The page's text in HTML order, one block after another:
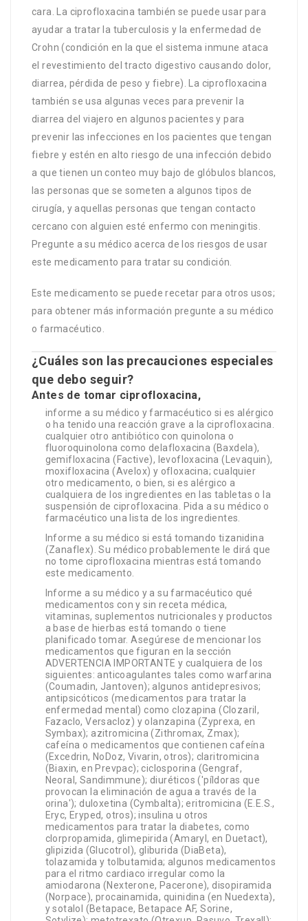
cara. La ciprofloxacina también se puede usar para
ayudar a tratar la tuberculosis y la enfermedad de
Crohn (condición en la que el sistema inmune ataca
el revestimiento del tracto digestivo causando dolor,
diarrea, pérdida de peso y fiebre). La ciprofloxacina
también se usa algunas veces para prevenir la
diarrea del viajero en algunos pacientes y para
prevenir las infecciones en los pacientes que tengan
fiebre y estén en alto riesgo de una infección debido
a que tienen un conteo muy bajo de glóbulos blancos,
las personas que se someten a algunos tipos de
cirugía, y aquellas personas que tengan contacto
cercano con alguien esté enfermo con meningitis.
Pregunte a su médico acerca de los riesgos de usar
este medicamento para tratar su condición.
Este medicamento se puede recetar para otros usos;
para obtener más información pregunte a su médico
o farmacéutico.
¿Cuáles son las precauciones especiales
que debo seguir?
Antes de tomar ciprofloxacina,
informe a su médico y farmacéutico si es alérgico
o ha tenido una reacción grave a la ciprofloxacina.
cualquier otro antibiótico con quinolona o
fluoroquinolona como delafloxacina (Baxdela),
gemifloxacina (Factive), levofloxacina (Levaquin),
moxifloxacina (Avelox) y ofloxacina; cualquier
otro medicamento, o bien, si es alérgico a
cualquiera de los ingredientes en las tabletas o la
suspensión de ciprofloxacina. Pida a su médico o
farmacéutico una lista de los ingredientes.
Informe a su médico si está tomando tizanidina
(Zanaflex). Su médico probablemente le dirá que
no tome ciprofloxacina mientras está tomando
este medicamento.
Informe a su médico y a su farmacéutico qué
medicamentos con y sin receta médica,
vitaminas, suplementos nutricionales y productos
a base de hierbas está tomando o tiene
planificado tomar. Asegúrese de mencionar los
medicamentos que figuran en la sección
ADVERTENCIA IMPORTANTE y cualquiera de los
siguientes: anticoagulantes tales como warfarina
(Coumadin, Jantoven); algunos antidepresivos;
antipsicóticos (medicamentos para tratar la
enfermedad mental) como clozapina (Clozaril,
Fazaclo, Versacloz) y olanzapina (Zyprexa, en
Symbax); azitromicina (Zithromax, Zmax);
cafeína o medicamentos que contienen cafeína
(Excedrin, NoDoz, Vivarin, otros); claritromicina
(Biaxin, en Prevpac); ciclosporina (Gengraf,
Neoral, Sandimmune); diuréticos ('píldoras que
provocan la eliminación de agua a través de la
orina'); duloxetina (Cymbalta); eritromicina (E.E.S.,
Eryc, Eryped, otros); insulina u otros
medicamentos para tratar la diabetes, como
clorpropamida, glimepirida (Amaryl, en Duetact),
glipizida (Glucotrol), gliburida (DiaBeta),
tolazamida y tolbutamida; algunos medicamentos
para el ritmo cardiaco irregular como la
amiodarona (Nexterone, Pacerone), disopiramida
(Norpace), procainamida, quinidina (en Nuedexta),
y sotalol (Betapace, Betapace AF, Sorine,